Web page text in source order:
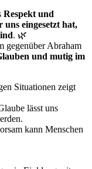
Respekt und
uns eingesetzt hat,
. 🌿
gegenüber Abraham
und mutig im
Situationen zeigt
lässt uns
kann Menschen